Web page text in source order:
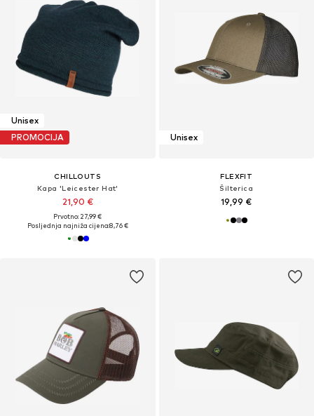
Unisex
PROMOCIJA
CHILLOUTS
Kapa 'Leicester Hat'
21,90 €
Prvotno: 27,99 €
Posljednja najniža cijena:8,76 €
Unisex
FLEXFIT
Šilterica
19,99 €